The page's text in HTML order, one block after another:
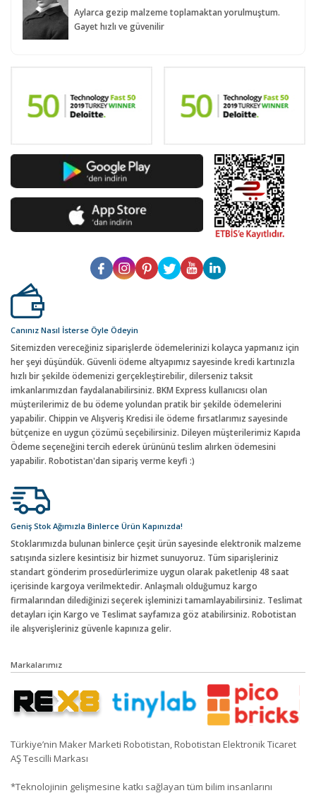
Aylarca gezip malzeme toplamaktan yorulmuştum.
Gayet hızlı ve güvenilir
Canınız Nasıl İsterse Öyle Ödeyin
Sitemizden vereceğiniz siparişlerde ödemelerinizi kolayca yapmanız için
her şeyi düşündük. Güvenli ödeme altyapımız sayesinde kredi kartınızla
hızlı bir şekilde ödemenizi gerçekleştirebilir, dilerseniz taksit
imkanlarımızdan faydalanabilirsiniz. BKM Express kullanıcısı olan
müşterilerimiz de bu ödeme yolundan pratik bir şekilde ödemelerini
yapabilir. Chippin ve Alışveriş Kredisi ile ödeme fırsatlarımız sayesinde
bütçenize en uygun çözümü seçebilirsiniz. Dileyen müşterilerimiz Kapıda
Ödeme seçeneğini tercih ederek ürününü teslim alırken ödemesini
yapabilir. Robotistan'dan sipariş verme keyfi :)
Geniş Stok Ağımızla Binlerce Ürün Kapınızda!
Stoklarımızda bulunan binlerce çeşit ürün sayesinde elektronik malzeme
satışında sizlere kesintisiz bir hizmet sunuyoruz. Tüm siparişleriniz
standart gönderim prosedürlerimize uygun olarak paketlenip 48 saat
içerisinde kargoya verilmektedir. Anlaşmalı olduğumuz kargo
firmalarından dilediğinizi seçerek işleminizi tamamlayabilirsiniz. Teslimat
detayları için Kargo ve Teslimat sayfamıza göz atabilirsiniz. Robotistan
ile alışverişleriniz güvenle kapınıza gelir.
Markalarımız
Türkiye’nin Maker Marketi Robotistan, Robotistan Elektronik Ticaret
AŞ Tescilli Markası
*Teknolojinin gelişmesine katkı sağlayan tüm bilim insanlarını